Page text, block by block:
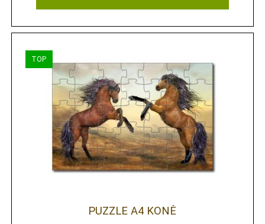
PUZZLE A4 KONĚ